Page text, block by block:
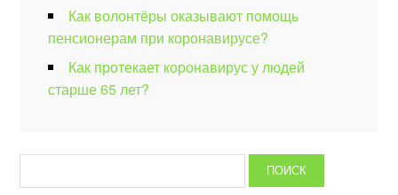
Как волонтёры оказывают помощь
пенсионерам при коронавирусе?
Как протекает коронавирус у людей
старше 65 лет?